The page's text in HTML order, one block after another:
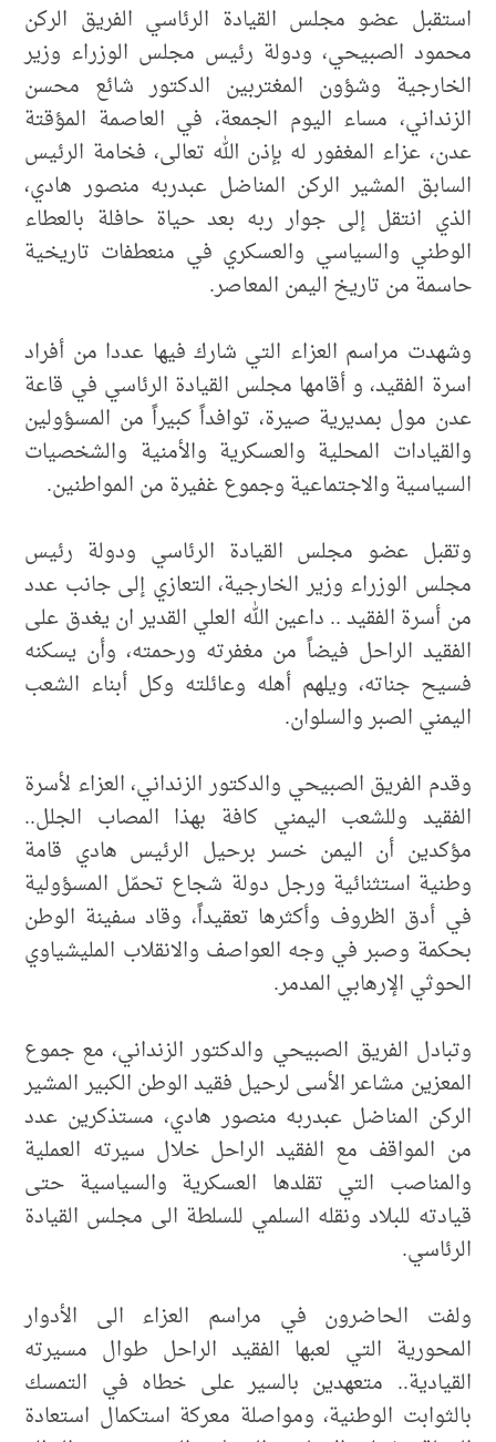
استقبل عضو مجلس القيادة الرئاسي الفريق الركن
محمود الصبيحي، ودولة رئيس مجلس الوزراء وزير
الخارجية وشؤون المغتربين الدكتور شائع محسن
الزنداني، مساء اليوم الجمعة، في العاصمة المؤقتة
عدن، عزاء المغفور له بإذن الله تعالى، فخامة الرئيس
السابق المشير الركن المناضل عبدربه منصور هادي،
الذي انتقل إلى جوار ربه بعد حياة حافلة بالعطاء
الوطني والسياسي والعسكري في منعطفات تاريخية
حاسمة من تاريخ اليمن المعاصر.
وشهدت مراسم العزاء التي شارك فيها عددا من أفراد
اسرة الفقيد، و أقامها مجلس القيادة الرئاسي في قاعة
عدن مول بمديرية صيرة، توافداً كبيراً من المسؤولين
والقيادات المحلية والعسكرية والأمنية والشخصيات
السياسية والاجتماعية وجموع غفيرة من المواطنين.
وتقبل عضو مجلس القيادة الرئاسي ودولة رئيس
مجلس الوزراء وزير الخارجية، التعازي إلى جانب عدد
من أسرة الفقيد .. داعين الله العلي القدير ان يغدق على
الفقيد الراحل فيضاً من مغفرته ورحمته، وأن يسكنه
فسيح جناته، ويلهم أهله وعائلته وكل أبناء الشعب
اليمني الصبر والسلوان.
وقدم الفريق الصبيحي والدكتور الزنداني، العزاء لأسرة
الفقيد وللشعب اليمني كافة بهذا المصاب الجلل..
مؤكدين أن اليمن خسر برحيل الرئيس هادي قامة
وطنية استثنائية ورجل دولة شجاع تحمّل المسؤولية
في أدق الظروف وأكثرها تعقيداً، وقاد سفينة الوطن
بحكمة وصبر في وجه العواصف والانقلاب المليشياوي
الحوثي الإرهابي المدمر.
وتبادل الفريق الصبيحي والدكتور الزنداني، مع جموع
المعزين مشاعر الأسى لرحيل فقيد الوطن الكبير المشير
الركن المناضل عبدربه منصور هادي، مستذكرين عدد
من المواقف مع الفقيد الراحل خلال سيرته العملية
والمناصب التي تقلدها العسكرية والسياسية حتى
قيادته للبلاد ونقله السلمي للسلطة الى مجلس القيادة
الرئاسي.
ولفت الحاضرون في مراسم العزاء الى الأدوار
المحورية التي لعبها الفقيد الراحل طوال مسيرته
القيادية.. متعهدين بالسير على خطاه في التمسك
بالثوابت الوطنية، ومواصلة معركة استكمال استعادة